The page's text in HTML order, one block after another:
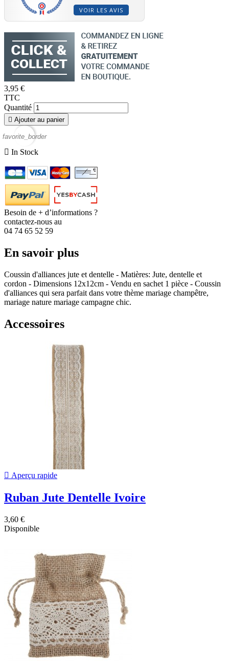
VOIR LES AVIS
3,95 €
TTC
Quantité
 Ajouter au panier
favorite_border
 In Stock
Besoin de + d’informations ?
contactez-nous au
04 74 65 52 59
En savoir plus
Coussin d'alliances jute et dentelle - Matières: Jute, dentelle et
cordon - Dimensions 12x12cm - Vendu en sachet 1 pièce - Coussin
d'alliances qui sera parfait dans votre thème mariage champêtre,
mariage nature mariage campagne chic.
Accessoires
 Aperçu rapide
Ruban Jute Dentelle Ivoire
3,60 €
Disponible